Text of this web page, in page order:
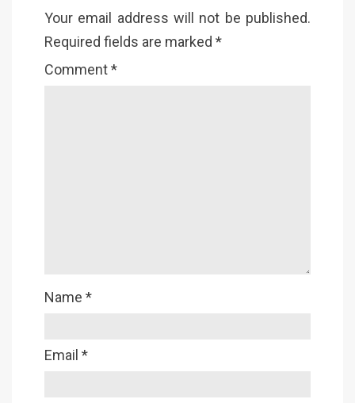
Your email address will not be published.
Required fields are marked *
Comment*
Name *
Email *